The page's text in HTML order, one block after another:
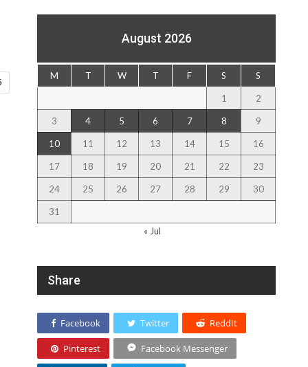
August 2026
M T W T F S S
1 2
3 4 5 6 7 8 9
10 11 12 13 14 15 16
17 18 19 20 21 22 23
24 25 26 27 28 29 30
31
« Jul
Share
Facebook Twitter ReddIt
Pinterest Facebook Messenger